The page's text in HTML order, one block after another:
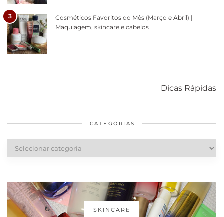
3
Cosméticos Favoritos do Mês (Março e Abril) |
Maquiagem, skincare e cabelos
Dicas Rápidas
diários
cabelos
CATEGORIAS
SKINCARE